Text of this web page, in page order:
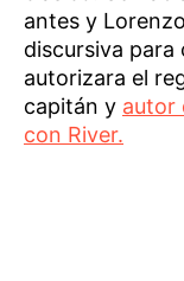
antes y
discursiva para
autorizara el
capitán y autor
con River.